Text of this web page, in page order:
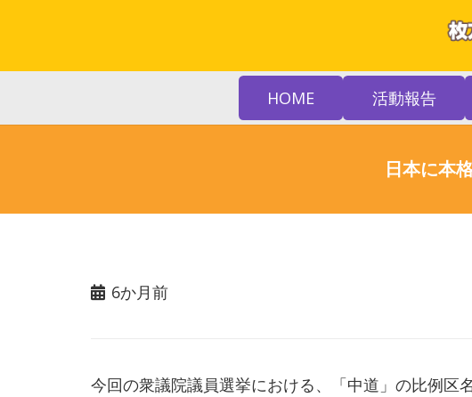
HOME 活動報告
日本に本
6か月前
今回の衆議院議員選挙における、「中道」の比例区